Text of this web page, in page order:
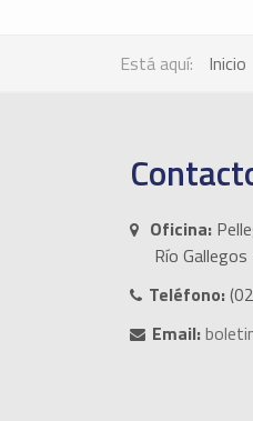
Está aquí: Inicio
Oficina:
Río
Teléfono:
Email: